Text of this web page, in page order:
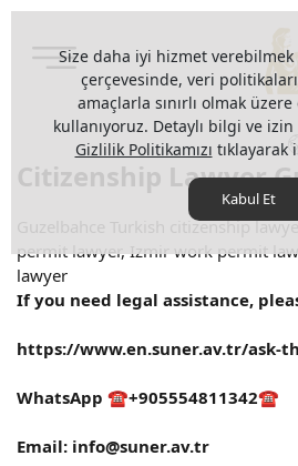
Citizenship Lawyer
Guzelbahce Turkish citizenship
permit lawyer, Izmir work permit
lawyer
If you need legal assistance,
https://www.en.suner.av.tr/ask-
WhatsApp ☎️+905554811342☎️
Email: info@suner.av.tr
Size daha iyi hizmet verebilmek
çerçevesinde, veri
amaçlarla sınırlı olmak
kullanıyoruz. Detaylı bilgi ve
Gizlilik Politikamızı tıklayarak
Kabul Et